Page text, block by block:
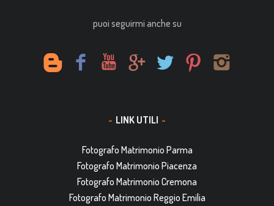
puoi seguirmi anche su
LINK UTILI
Fotografo Matrimonio Parma
Fotografo Matrimonio Piacenza
Fotografo Matrimonio Cremona
Fotografo Matrimonio Reggio Emilia